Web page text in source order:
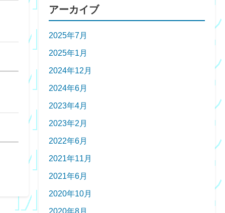
アーカイブ
2025年7月
2025年1月
2024年12月
2024年6月
2023年4月
2023年2月
2022年6月
2021年11月
2021年6月
2020年10月
2020年8月